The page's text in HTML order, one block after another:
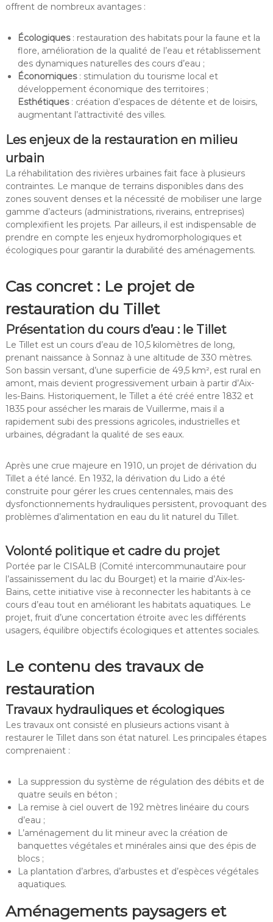
offrent de nombreux avantages :
Écologiques: restauration des habitats pour la faune et la
flore, amélioration de la qualité de l’eau et rétablissement
des dynamiques naturelles des cours d’eau ;
Économiques: stimulation du tourisme local et
développement économique des territoires ;
Esthétiques: création d’espaces de détente et de loisirs,
augmentant l’attractivité des villes.
Les enjeux de la restauration en milieu
urbain
La réhabilitation des rivières urbaines fait face à plusieurs
contraintes. Le manque de terrains disponibles dans des
zones souvent denses et la nécessité de mobiliser une large
gamme d’acteurs (administrations, riverains, entreprises)
complexifient les projets. Par ailleurs, il est indispensable de
prendre en compte les enjeux hydromorphologiques et
écologiques pour garantir la durabilité des aménagements.
Cas concret : Le projet de
restauration du Tillet
Présentation du cours d’eau : le Tillet
Le Tillet est un cours d’eau de 10,5 kilomètres de long,
prenant naissance à Sonnaz à une altitude de 330 mètres.
Son bassin versant, d’une superficie de 49,5 km², est rural en
amont, mais devient progressivement urbain à partir d’Aix-
les-Bains. Historiquement, le Tillet a été créé entre 1832 et
1835 pour assécher les marais de Vuillerme, mais il a
rapidement subi des pressions agricoles, industrielles et
urbaines, dégradant la qualité de ses eaux.
Après une crue majeure en 1910, un projet de dérivation du
Tillet a été lancé. En 1932, la dérivation du Lido a été
construite pour gérer les crues centennales, mais des
dysfonctionnements hydrauliques persistent, provoquant des
problèmes d’alimentation en eau du lit naturel du Tillet.
Volonté politique et cadre du projet
Portée par le CISALB (Comité intercommunautaire pour
l’assainissement du lac du Bourget) et la mairie d’Aix-les-
Bains, cette initiative vise à reconnecter les habitants à ce
cours d’eau tout en améliorant les habitats aquatiques. Le
projet, fruit d’une concertation étroite avec les différents
usagers, équilibre objectifs écologiques et attentes sociales.
Le contenu des travaux de
restauration
Travaux hydrauliques et écologiques
Les travaux ont consisté en plusieurs actions visant à
restaurer le Tillet dans son état naturel. Les principales étapes
comprenaient :
La suppression du système de régulation des débits et de
quatre seuils en béton ;
La remise à ciel ouvert de 192 mètres linéaire du cours
d’eau ;
L’aménagement du lit mineur avec la création de
banquettes végétales et minérales ainsi que des épis de
blocs ;
La plantation d’arbres, d’arbustes et d’espèces végétales
aquatiques.
Aménagements paysagers et